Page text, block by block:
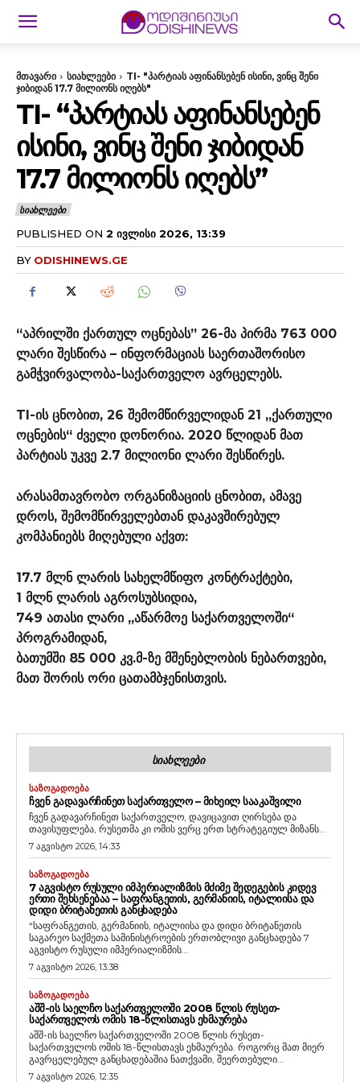
მთავარი სიახლეები
TI- "პარტიას აფინანსებენ ისინი, ვინც შენი
ჯიბიდან 17.7 მილიონს იღებს"
TI- “ᲞᲐᲠᲢᲘᲐᲡ ᲐᲤᲘᲜᲐᲜᲡᲔᲑᲔᲜ
ᲘᲡᲘᲜᲘ, ᲕᲘᲜᲪ ᲨᲔᲜᲘ ᲯᲘᲑᲘᲓᲐᲜ
17.7 ᲛᲘᲚᲘᲝᲜᲡ ᲘᲦᲔᲑᲡ”
ᲡᲘᲐᲮᲚᲔᲔᲑᲘ
PUBLISHED ON 2 ᲘᲕᲚᲘᲡᲘ 2026, 13:39
BY ODISHINEWS.GE
“აპრილში ქართულ ოცნებას” 26-მა პირმა 763 000
ლარი შესწირა – ინფორმაციას საერთაშორისო
გამჭვირვალობა-საქართველო ავრცელებს.
TI-ის ცნობით, 26 შემომწირველიდან 21 „ქართული
ოცნების“ ძველი დონორია. 2020 წლიდან მათ
პარტიას უკვე 2.7 მილიონი ლარი შესწირეს.
არასამთავრობო ორგანიზაციის ცნობით, ამავე
დროს, შემომწირველებთან დაკავშირებულ
კომპანიებს მიღებული აქვთ:
17.7 მლნ ლარის სახელმწიფო კონტრაქტები,
1 მლნ ლარის აგროსუბსიდია,
749 ათასი ლარი „აწარმოე საქართველოში“
პროგრამიდან,
ბათუმში 85 000 კვ.მ-ზე მშენებლობის ნებართვები,
მათ შორის ორი ცათამბჯენისთვის.
ᲡᲘᲐᲮᲚᲔᲔᲑᲘ
ᲡᲐᲖᲝᲒᲐᲓᲝᲔᲑᲐ
ᲩᲕᲔᲜ ᲒᲐᲓᲐᲕᲐᲠᲩᲘᲜᲔᲗ ᲡᲐᲥᲐᲠᲗᲕᲔᲚᲝ – ᲛᲘᲮᲔᲘᲚ ᲡᲐᲐᲙᲐᲨᲕᲘᲚᲘ
ჩვენ გადავარჩინეთ საქართველო, დავიცავით ღირსება და
თავისუფლება, რუსეთმა კი ომის ვერც ერთ სტრატეგიულ მიზანს...
7 აგვისტო 2026, 14:33
ᲡᲐᲖᲝᲒᲐᲓᲝᲔᲑᲐ
7 ᲐᲒᲕᲘᲡᲢᲝ ᲠᲣᲡᲣᲚᲘ ᲘᲛᲞᲔᲠᲘᲐᲚᲘᲖᲛᲘᲡ ᲛᲫᲘᲛᲔ ᲨᲔᲓᲔᲒᲔᲑᲘᲡ ᲙᲘᲓᲔᲕ
ᲔᲠᲗᲘ ᲨᲔᲮᲡᲔᲜᲔᲑᲐᲐ – ᲡᲐᲤᲠᲐᲜᲒᲔᲗᲘᲡ, ᲒᲔᲠᲛᲐᲜᲘᲘᲡ, ᲘᲢᲐᲚᲘᲘᲡᲐ ᲓᲐ
ᲓᲘᲓᲘ ᲑᲠᲘᲢᲐᲜᲔᲗᲘᲡ ᲒᲐᲜᲪᲮᲐᲓᲔᲑᲐ
“საფრანგეთის, გერმანიის, იტალიისა და დიდი ბრიტანეთის
საგარეო საქმეთა სამინისტროების ერთობლივი განცხადება 7
აგვისტო რუსული იმპერიალიზმის...
7 აგვისტო 2026, 13:38
ᲡᲐᲖᲝᲒᲐᲓᲝᲔᲑᲐ
ᲐᲨᲨ-ᲘᲡ ᲡᲐᲔᲚᲩᲝ ᲡᲐᲥᲐᲠᲗᲕᲔᲚᲝᲨᲘ 2008 ᲬᲚᲘᲡ ᲠᲣᲡᲔᲗ-
ᲡᲐᲥᲐᲠᲗᲕᲔᲚᲝᲡ ᲝᲛᲘᲡ 18-ᲬᲚᲘᲡᲗᲐᲕᲡ ᲔᲮᲛᲐᲣᲠᲔᲑᲐ
აშშ-ის საელჩო საქართველოში 2008 წლის რუსეთ-
საქართველოს ომის 18-წლისთავს ეხმაურება. როგორც მათ მიერ
გავრცელებულ განცხადებაშია ნათქვამი, შეერთებული...
7 აგვისტო 2026, 12:35